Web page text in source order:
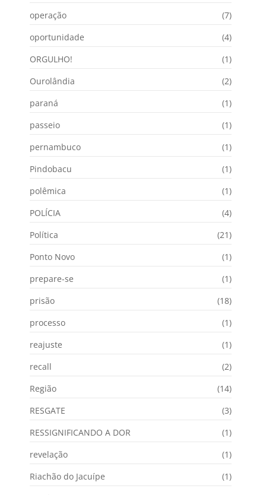
operação
(7)
oportunidade
(4)
ORGULHO!
(1)
Ourolândia
(2)
paraná
(1)
passeio
(1)
pernambuco
(1)
Pindobacu
(1)
polêmica
(1)
POLÍCIA
(4)
Política
(21)
Ponto Novo
(1)
prepare-se
(1)
prisão
(18)
processo
(1)
reajuste
(1)
recall
(2)
Região
(14)
RESGATE
(3)
RESSIGNIFICANDO A DOR
(1)
revelação
(1)
Riachão do Jacuípe
(1)